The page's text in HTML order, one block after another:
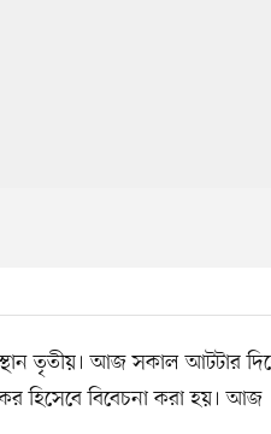
তৃতীয়। আজ সকাল আটটার
হিসেবে বিবেচনা করা হয়। আজ